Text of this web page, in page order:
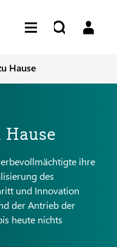
Hause
ihre
des
und Innovation
der Antrieb der
heute nichts